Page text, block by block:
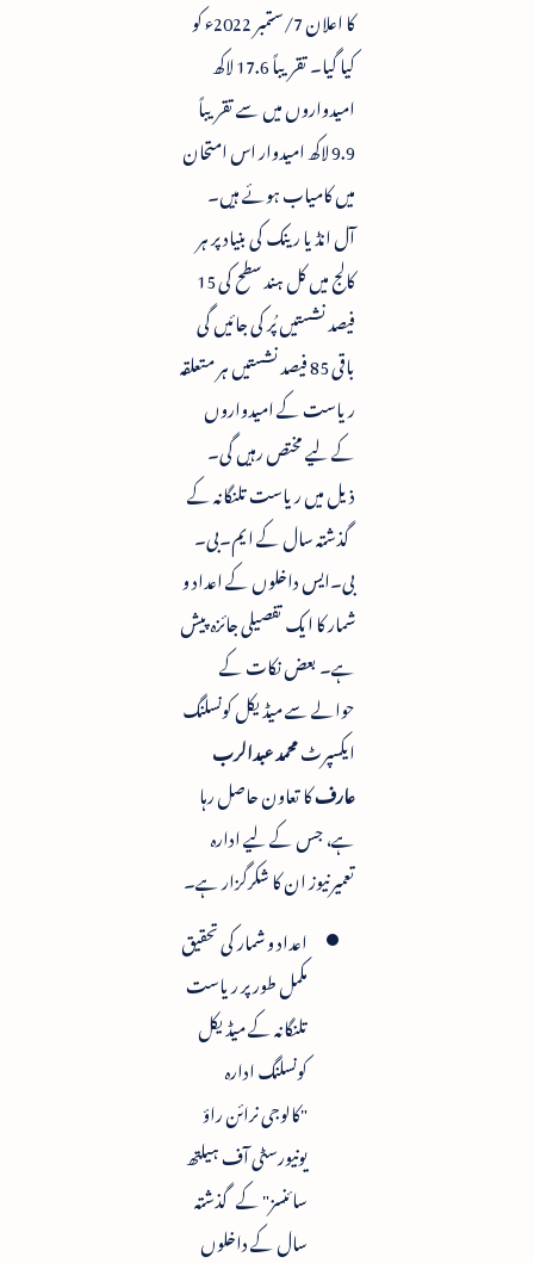
کا اعلان 7/ستمبر 2022ء کو
کیا گیا۔ تقریباً 17.6 لاکھ
امیدواروں میں سے تقریباً
9.9 لاکھ امیدوار اس امتحان
میں کامیاب ہوئے ہیں۔
آل انڈیا رینک کی بنیاد پر ہر
کالج میں کل ہند سطح کی 15
فیصد نشستیں پُر کی جائیں گی
باقی 85 فیصد نشستیں ہر متعلقہ
ریاست کے امیدواروں
کے لیے مختص رہیں گی۔
ذیل میں ریاست تلنگانہ کے
گذشتہ سال کے ایم۔بی۔
بی۔ایس داخلوں کے اعداد و
شمار کا ایک تفصیلی جائزہ پیش
ہے۔ بعض نکات کے
حوالے سے میڈیکل کونسلنگ
ایکسپرٹمحمد عبدالرب
عارفکا تعاون حاصل رہا
ہے، جس کے لیے ادارہ
تعمیرنیوز ان کا شکرگزار ہے۔
اعداد و شمار کی تحقیق
مکمل طور پر ریاست
تلنگانہ کے میڈیکل
کونسلنگ ادارہ
"کالوجی نرائن راؤ
یونیورسٹی آف ہیلتھ
سائنسز" کے گذشتہ
سال کے داخلوں